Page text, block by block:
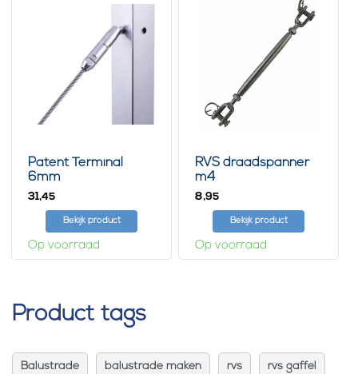
Patent Terminal
6mm
31,45
Bekijk product
Op voorraad
RVS draadspanner
m4
8,95
Bekijk product
Op voorraad
Product tags
Balustrade balustrade maken rvs rvs gaffel